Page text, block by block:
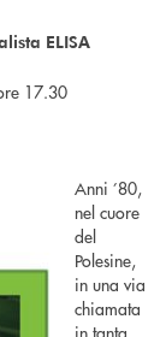
ELISA
17.30
Anni ’80,
nel cuore
del
Polesine,
in una via
chiamata